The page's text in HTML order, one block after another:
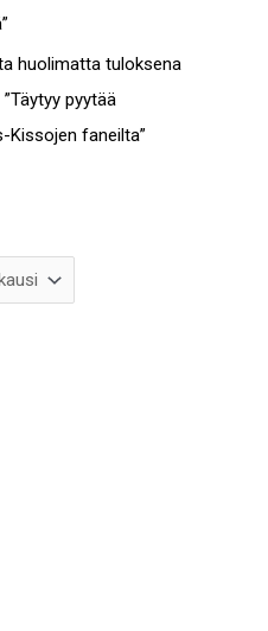
huolimatta tuloksena
pyytää
Kissojen faneilta”